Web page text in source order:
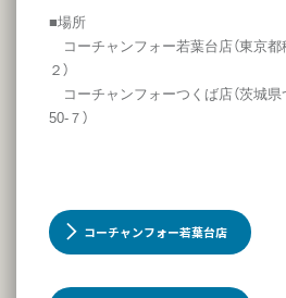
■場所
コーチャンフォー若葉台店（東京
２）
コーチャンフォーつくば店（茨城
50-７）
コーチャンフォー若葉台店